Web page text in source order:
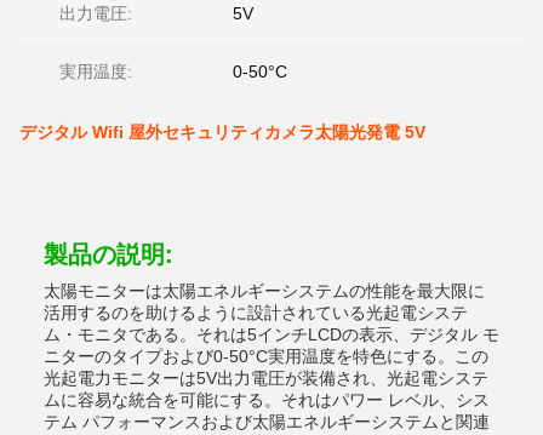
出力電圧: 5V
実用温度: 0-50°C
デジタル Wifi 屋外セキュリティカメラ太陽光発電 5V
製品の説明:
太陽モニターは太陽エネルギーシステムの性能を最大限に
活用するのを助けるように設計されている光起電システ
ム・モニタである。それは5インチLCDの表示、デジタル モ
ニターのタイプおよび0-50°C実用温度を特色にする。この
光起電力モニターは5V出力電圧が装備され、光起電システ
ムに容易な統合を可能にする。それはパワー レベル、シス
テム パフォーマンスおよび太陽エネルギーシステムと関連